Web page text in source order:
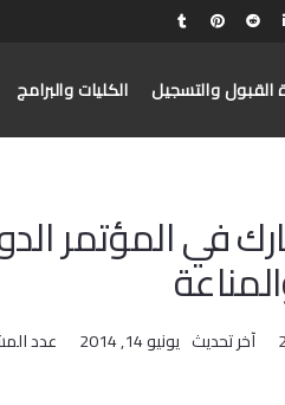
القبول والتسجيل الكليات والبرامج
في المؤتمر
آخر تحديث يونيو 14, 2014 عدد